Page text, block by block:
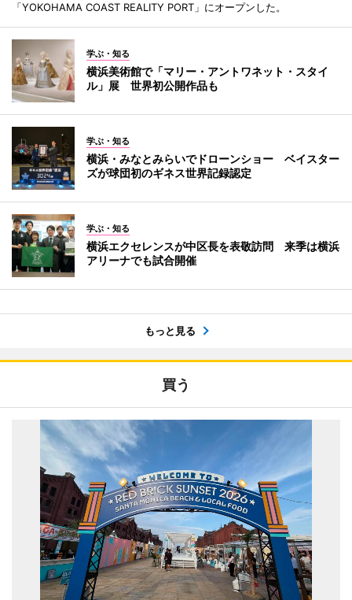
「YOKOHAMA COAST REALITY PORT」にオープンした。
学ぶ・知る
横浜美術館で「マリー・アントワネット・スタイ
ル」展 世界初公開作品も
学ぶ・知る
横浜・みなとみらいでドローンショー ベイスター
ズが球団初のギネス世界記録認定
学ぶ・知る
横浜エクセレンスが中区長を表敬訪問 来季は横浜
アリーナでも試合開催
もっと見る
買う